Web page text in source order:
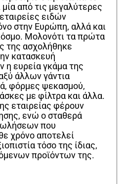
από τις μεγαλύτερες
ειδών
στην Ευρώπη, αλλά και
Μολονότι τα πρώτα
της ασχολήθηκε
κατασκευή
η ευρεία γκάμα της
άλλων γάντια
φόρμες ψεκασμού,
με φίλτρα και άλλα.
εταιρείας φέρουν
ενώ ο σταθερά
που
χρόνο αποτελεί
τόσο της ίδιας,
προϊόντων της.